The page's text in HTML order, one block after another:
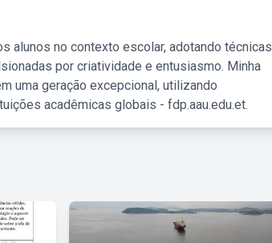
alunos no contexto escolar, adotando técnicas
por criatividade e entusiasmo. Minha
uma geração excepcional, utilizando
acadêmicas globais - fdp.aau.edu.et.